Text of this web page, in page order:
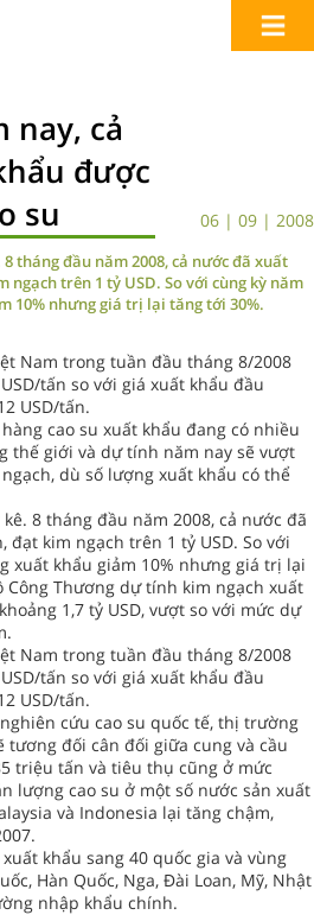
nay, cả
được
su
06 | 09 | 2008
8 tháng đầu năm 2008, cả nước đã xuất
ngạch trên 1 tỷ USD. So với cùng kỳ năm
10% nhưng giá trị lại tăng tới 30%.
Nam trong tuần đầu tháng 8/2008
tấn so với giá xuất khẩu đầu
USD/tấn.
cao su xuất khẩu đang có nhiều
thế giới và dự tính năm nay sẽ vượt
dù số lượng xuất khẩu có thể
8 tháng đầu năm 2008, cả nước đã
đạt kim ngạch trên 1 tỷ USD. So với
xuất khẩu giảm 10% nhưng giá trị lại
Công Thương dự tính kim ngạch xuất
1,7 tỷ USD, vượt so với mức dự
Nam trong tuần đầu tháng 8/2008
tấn so với giá xuất khẩu đầu
USD/tấn.
cứu cao su quốc tế, thị trường
tương đối cân đối giữa cung và cầu
triệu tấn và tiêu thụ cũng ở mức
lượng cao su ở một số nước sản xuất
và Indonesia lại tăng chậm,
khẩu sang 40 quốc gia và vùng
Hàn Quốc, Nga, Đài Loan, Mỹ, Nhật
nhập khẩu chính.